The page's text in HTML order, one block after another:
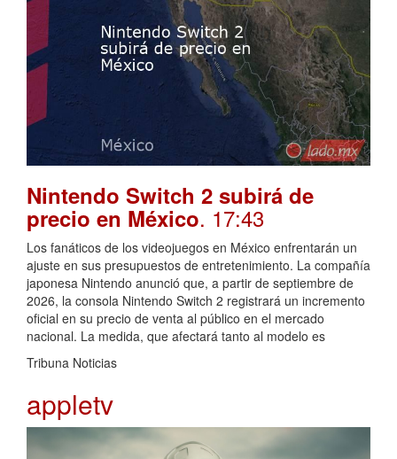
Nintendo Switch 2 subirá de
precio en México. 17:43
Los fanáticos de los videojuegos en México enfrentarán un
ajuste en sus presupuestos de entretenimiento. La compañía
japonesa Nintendo anunció que, a partir de septiembre de
2026, la consola Nintendo Switch 2 registrará un incremento
oficial en su precio de venta al público en el mercado
nacional. La medida, que afectará tanto al modelo es
Tribuna Noticias
appletv